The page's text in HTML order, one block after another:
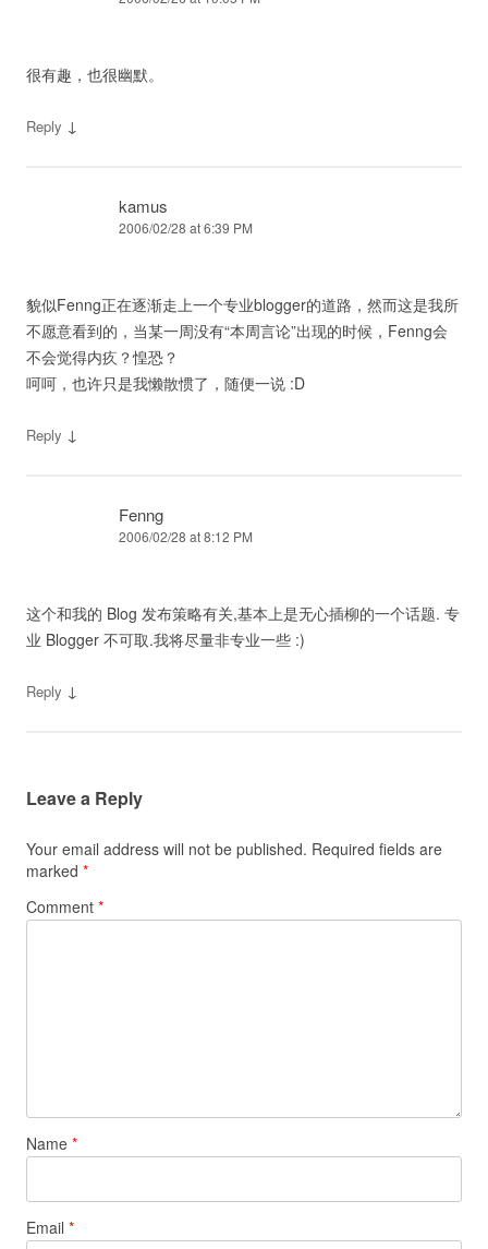
很有趣，也很幽默。
Reply ↓
kamus
2006/02/28 at 6:39 PM
貌似Fenng正在逐渐走上一个专业blogger的道路，然而这是我所
不愿意看到的，当某一周没有“本周言论”出现的时候，Fenng会
不会觉得内疚？惶恐？
呵呵，也许只是我懒散惯了，随便一说 :D
Reply ↓
Fenng
2006/02/28 at 8:12 PM
这个和我的 Blog 发布策略有关,基本上是无心插柳的一个话题. 专
业 Blogger 不可取.我将尽量非专业一些 :)
Reply ↓
Leave a Reply
Your email address will not be published. Required fields are
marked *
Comment *
Name *
Email *